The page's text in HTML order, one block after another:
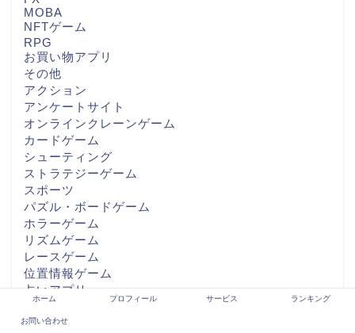
MOBA
NFTゲーム
RPG
お買い物アプリ
その他
アクション
アンケートサイト
オンラインクレーンゲーム
カードゲーム
シューティング
ストラテジーゲーム
スポーツ
パズル・ボードゲーム
ホラーゲーム
リズムゲーム
レースゲーム
位置情報ゲーム
占いアプリ
引っ越しアプリ
恋愛シミュレーションゲーム
ホーム プロフィール サービス ランキング
お問い合わせ